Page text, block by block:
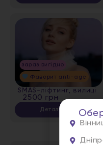
зараз вигідно
Фаворит anti-age
SMAS-ліфтинг, вилиці
2500 грн
Детальніше